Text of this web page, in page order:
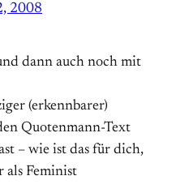
2008
dann auch noch mit
(erkennbarer)
Quotenmann-Text
– wie ist das für dich,
als Feminist